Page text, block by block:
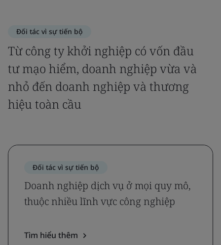
Đối tác vì sự tiến bộ
Từ công ty khởi nghiệp có vốn đầu
tư mạo hiểm, doanh nghiệp vừa và
nhỏ đến doanh nghiệp và thương
hiệu toàn cầu
Đối tác vì sự tiến bộ
Doanh nghiệp dịch vụ ở mọi quy mô,
thuộc nhiều lĩnh vực công nghiệp
Tìm hiểu thêm